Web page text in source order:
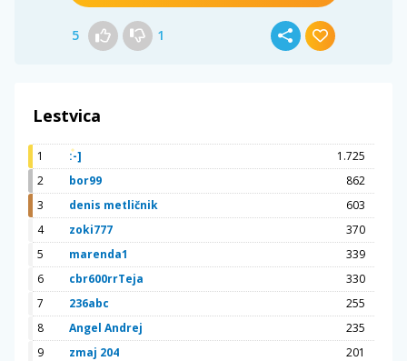
5 1
Lestvica
1 :-]
1.725
2
bor99
862
3
denis metličnik
603
4
zoki777
370
5
marenda1
339
6
cbr600rrTeja
330
7
236abc
255
8
Angel Andrej
235
9
zmaj 204
201